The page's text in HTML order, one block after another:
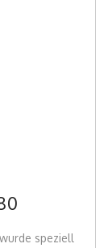
speziell